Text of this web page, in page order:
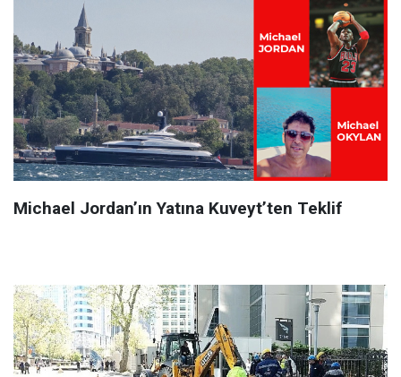
Michael Jordan’ın Yatına Kuveyt’ten Teklif